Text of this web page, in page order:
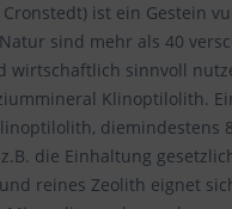
ist ein Gestein
sind mehr als 40
sinnvoll
Klinoptilolith.
diemindestens
die Einhaltung
reines Zeolith eignet